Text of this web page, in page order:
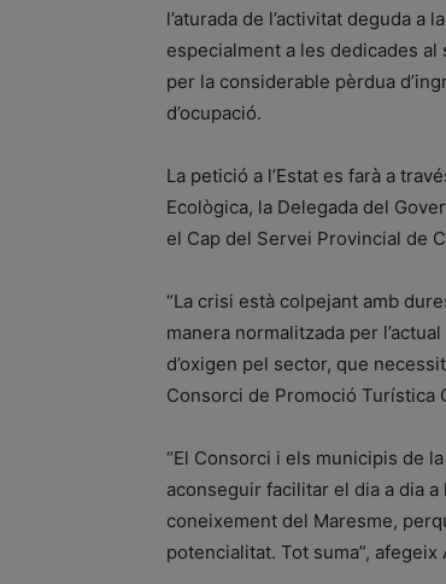
l’aturada de l’activitat deguda a
especialment a les dedicades
per la considerable pèrdua
d’ocupació.
La petició a l’Estat es farà a
Ecològica, la Delegada del
el Cap del Servei Provincial de
“La crisi està colpejant amb
manera normalitzada per
d’oxigen pel sector, que
Consorci de Promoció Turística
“El Consorci i els municipis de
aconseguir facilitar el dia a dia
coneixement del Maresme,
potencialitat. Tot suma”, afegeix